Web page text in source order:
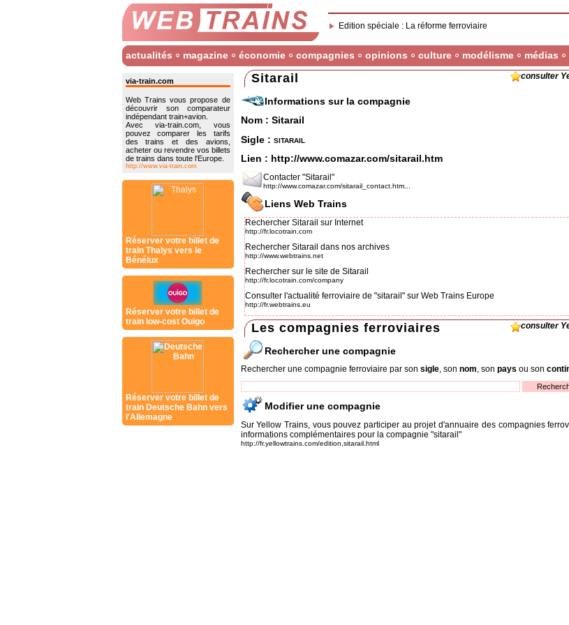
Edition spéciale : La réforme ferroviaire
actualités magazine économie compagnies opinions culture modélisme médias
via-train.com
Web Trains vous propose de
découvrir son comparateur
indépendant train+avion.
Avec via-train.com, vous
pouvez comparer les tarifs
des trains et des avions,
acheter ou revendre vos billets
de trains dans toute l'Europe.
http://www.via-train.com
Réserver votre billet de
train Thalys vers le
Bénélux
Réserver votre billet de
train low-cost Ouigo
Réserver votre billet de
train Deutsche Bahn vers
l'Allemagne
consulter
Sitarail
Informations sur la compagnie
Nom : Sitarail
Sigle : sitarail
Lien : http://www.comazar.com/sitarail.htm
Contacter "Sitarail"
http://www.comazar.com/sitarail_contact.htm...
Liens Web Trains
Rechercher Sitarail sur Internet
http://fr.locotrain.com
Rechercher Sitarail dans nos archives
http://www.webtrains.net
Rechercher sur le site de Sitarail
http://fr.locotrain.com/company
Consulter l'actualité ferroviaire de "sitarail" sur Web Trains Europe
http://fr.webtrains.eu
consulter
Les compagnies ferroviaires
Rechercher une compagnie
Rechercher une compagnie ferroviaire par son sigle, son nom, son pays ou son
Modifier une compagnie
Sur Yellow Trains, vous pouvez participer au projet d'annuaire des compagnies
informations complémentaires pour la compagnie "sitarail"
http://fr.yellowtrains.com/edition,sitarail.html